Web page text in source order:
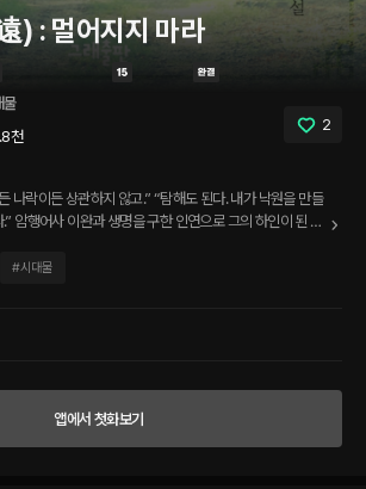
) : 멀어지지 마라
물
천
2
지 않고.” “탐해도 된다. 내가 낙원을 만들
여
욕심내라 말하며 붙잡는 완. 그의 말에 힘을 내며 한 발 다가
#시대물
앱에서 첫화보기